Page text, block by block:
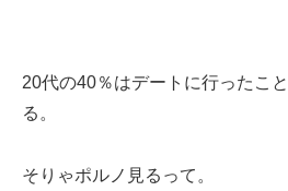
20代の40％はデートに行ったこ
る。
そりゃポルノ見るって。